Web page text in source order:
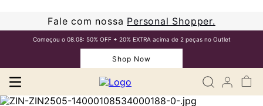
Fale com nossa Personal Shopper.
Começou o 08.08: 50% OFF + 20% EXTRA acima de 2 peças no Outlet
Shop Now